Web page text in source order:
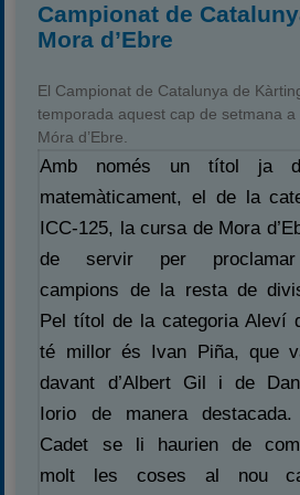
Campionat de
Mora d’Ebre
El Campionat de Catalunya de
temporada aquest cap de setmana a
Móra d’Ebre.
Amb només un títol ja
matemàticament, el de la
ICC-125, la cursa de Mora
de servir per
campions de la resta de
Pel títol de la categoria Aleví
té millor és Ivan Piña, que
davant d’Albert Gil i de
Iorio de manera
Cadet se li haurien de
molt les coses al nou